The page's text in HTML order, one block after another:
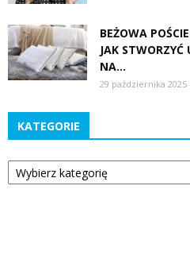
BEŻOWA
JAK STWORZYĆ
NA...
29 października 2025
KATEGORIE
Kategorie